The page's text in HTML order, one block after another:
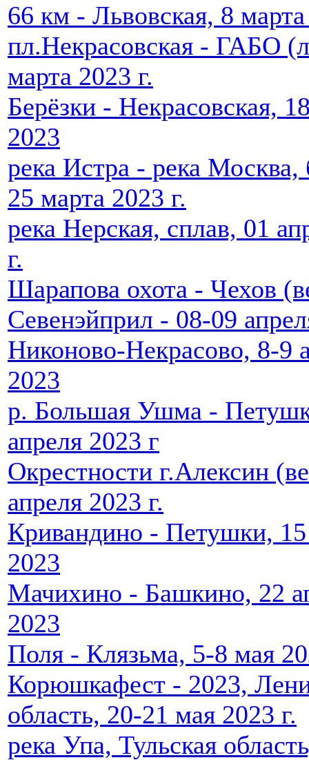
66 км - Львовская, 8
пл.Некрасовская - ГАБО
марта 2023 г.
Берёзки - Некрасовская,
2023
река Истра - река Москва,
25 марта 2023 г.
река Нерская, сплав, 01
г.
Шарапова охота - Чехов
Севенэйприл - 08-09
Никоново-Некрасово, 8-9
2023
р. Большая Ушма -
апреля 2023 г
Окрестности г.Алексин
апреля 2023 г.
Кривандино - Петушки, 15
2023
Мачихино - Башкино, 22
2023
Поля - Клязьма, 5-8 мая
Корюшкафест - 2023,
область, 20-21 мая 2023 г.
река Упа, Тульская